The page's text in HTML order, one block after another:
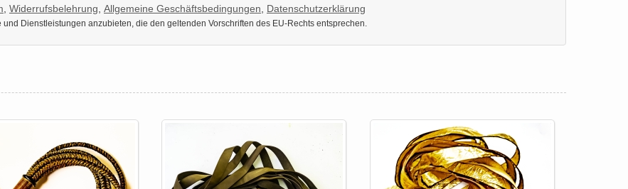
Widerrufsbelehrung Allgemeine Geschäftsbedingungen Datenschutzerklärung
Dienstleistungen anzubieten, die den geltenden Vorschriften des EU-Rechts entsprechen.